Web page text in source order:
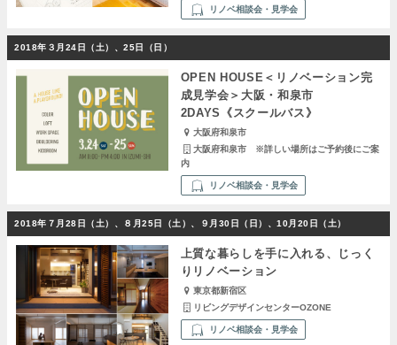
リノベ相談会・見学会
2018年３月24日（土）、25日（日）
OPEN HOUSE＜リノベーション完
成見学会＞大阪・和泉市
2DAYS《スクールバス》
大阪府和泉市
大阪府和泉市 ※詳しい場所はご予約後にご案
内
リノベ相談会・見学会
2018年７月28日（土）、８月25日（土）、９月30日（日）、10月20日（土）
上質な暮らしを手に入れる、じっく
りリノベーション
東京都新宿区
リビングデザインセンターOZONE
リノベ相談会・見学会